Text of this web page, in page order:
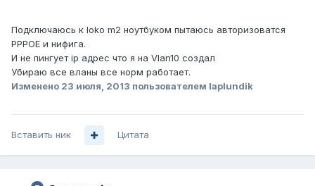
Подключаюсь к loko m2 ноутбуком пытаюсь авторизоватся
PPPOE и нифига.
И не пингует ip адрес что я на Vlan10 создал
Убираю все вланы все норм работает.
Изменено 23 июля, 2013 пользователем laplundik
Вставить ник Цитата